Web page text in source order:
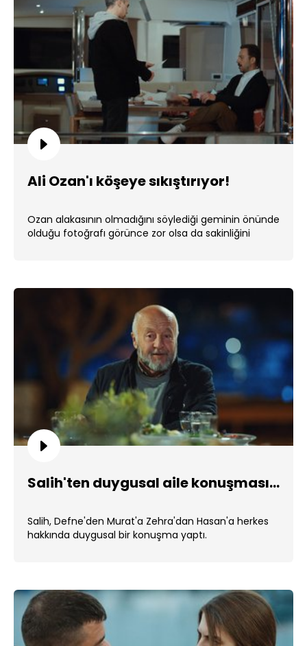
Ali Ozan'ı köşeye sıkıştırıyor!
Ozan alakasının olmadığını söylediği geminin önünde
olduğu fotoğrafı görünce zor olsa da sakinliğini
Salih'ten duygusal aile konuşması...
Salih, Defne'den Murat'a Zehra'dan Hasan'a herkes
hakkında duygusal bir konuşma yaptı.